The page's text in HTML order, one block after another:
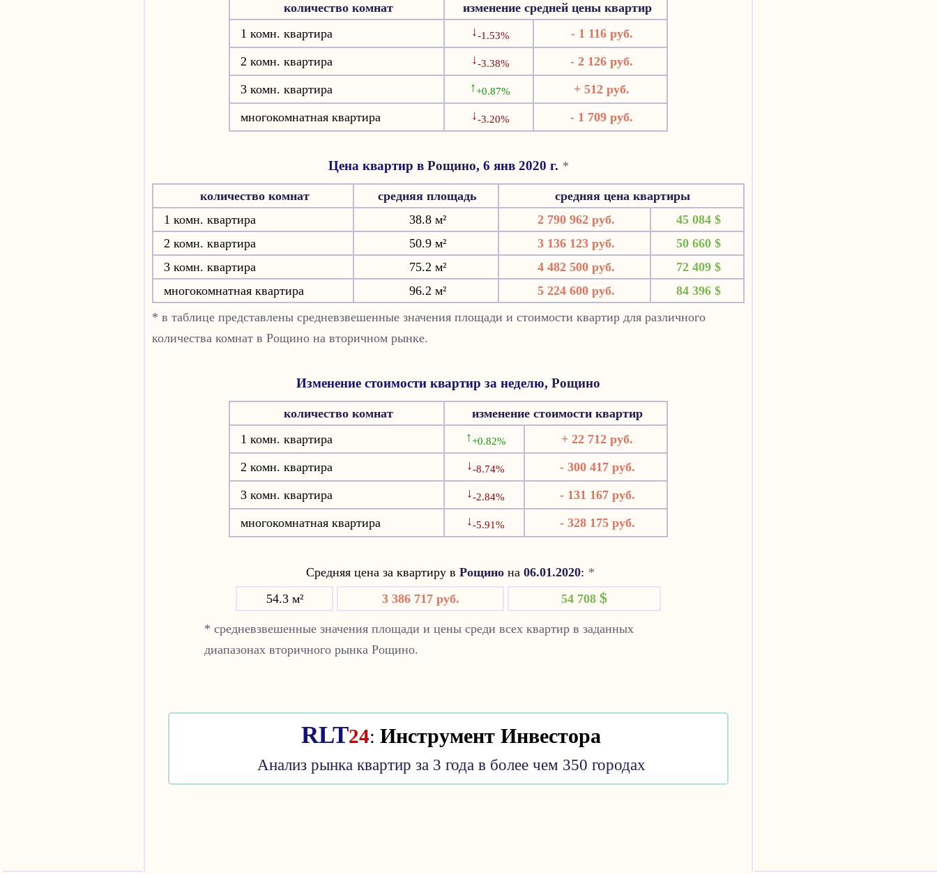
количество комнат
изменение средней цены квартир
1 комн. квартира
↓-1.53%
- 1 116 руб.
2 комн. квартира
↓-3.38%
- 2 126 руб.
3 комн. квартира
↑+0.87%
+ 512 руб.
многокомнатная квартира
↓-3.20% - 1 709 руб.
Цена квартир в Рощино, 6 янв 2020 г. *
количество комнат средняя площадь
средняя цена квартиры
1 комн. квартира
38.8 м² 2 790 962 руб.
45 084 $
2 комн. квартира
50.9 м² 3 136 123 руб.
50 660 $
3 комн. квартира
75.2 м² 4 482 500 руб.
72 409 $
многокомнатная квартира
96.2 м² 5 224 600 руб.
84 396 $
* в таблице представлены средневзвешенные значения площади и стоимости квартир для различного
количества комнат в Рощино на вторичном рынке.
Изменение стоимости квартир за неделю, Рощино
количество комнат
изменение стоимости квартир
1 комн. квартира
↑+0.82%
+ 22 712 руб.
2 комн. квартира
↓-8.74%
- 300 417 руб.
3 комн. квартира
↓-2.84%
- 131 167 руб.
многокомнатная квартира
↓-5.91% - 328 175 руб.
Средняя цена за квартиру в Рощино на 06.01.2020: *
54.3 м²
3 386 717 руб. 54 708 $
* средневзвешенные значения площади и цены среди всех квартир в заданных
диапазонах вторичного рынка Рощино.
RLT24: Инструмент Инвестора
Анализ рынка квартир за 3 года в более чем 350 городах